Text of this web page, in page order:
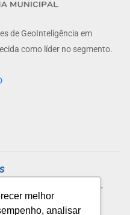
melhor
analisar
de GeoInteligência em
como líder no segmento.
José dos Campos.
500, Sl 1.304,